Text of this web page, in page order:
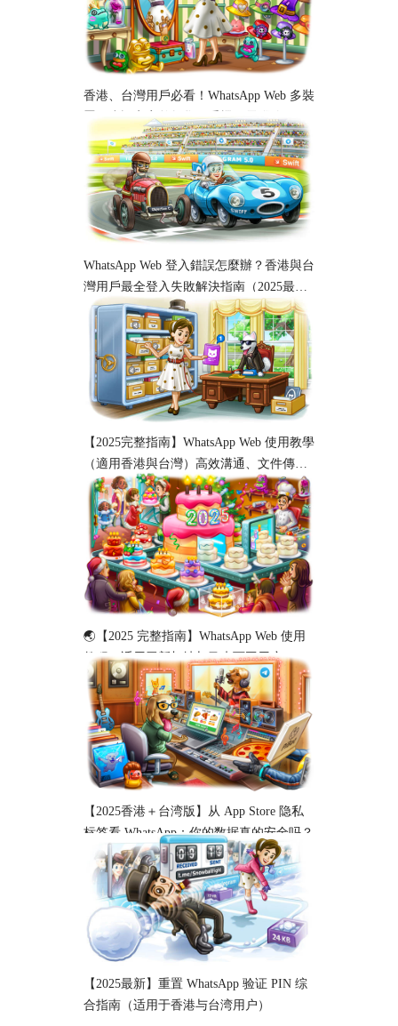
香港、台灣用戶必看！WhatsApp Web 多裝
置同步設定完整教學｜手機、電腦跨平台
使用指南
WhatsApp Web 登入錯誤怎麼辦？香港與台
灣用戶最全登入失敗解決指南（2025最
新）
【2025完整指南】WhatsApp Web 使用教學
（適用香港與台灣）高效溝通、文件傳輸
與工作協作必備！
🌏【2025 完整指南】WhatsApp Web 使用
教程（适用于新加坡与马来西亚用户）
【2025香港＋台湾版】从 App Store 隐私
标签看 WhatsApp：你的数据真的安全吗？
【2025最新】重置 WhatsApp 验证 PIN 综
合指南（适用于香港与台湾用户）